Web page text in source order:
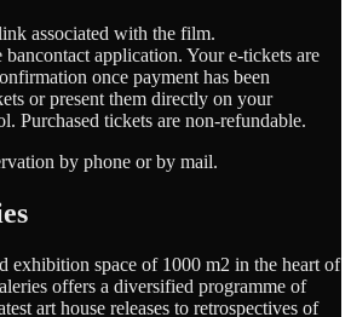
associated with the film.
application. Your e-tickets are
once payment has been
or present them directly on your
Purchased tickets are non-refundable.
by phone or by mail.
exhibition space of 1000 m2 in the heart of
offers a diversified programme of
art house releases to retrospectives of